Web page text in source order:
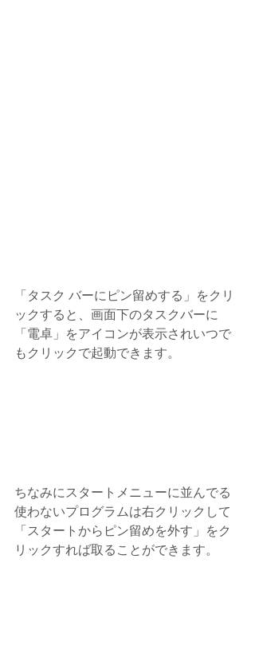
「タスク バーにピン留めする」をクリ
ックすると、画面下のタスクバーに
「電卓」をアイコンが表示されいつで
もクリックで起動できます。
ちなみにスタートメニューに並んでる
使わないプログラムは右クリックして
「スタートからピン留めを外す」をク
リックすれば取ることができます。